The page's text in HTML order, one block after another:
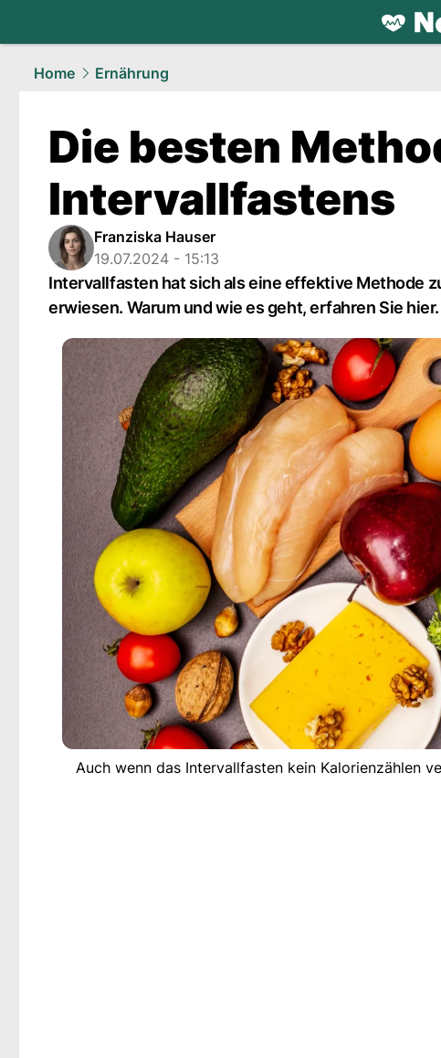
health.NAU.ch
Home
Ernährung
Die besten
Intervallfastens
Franziska Hauser
19.07.2024 - 15:13
Intervallfasten hat sich als eine effektive Methode
erwiesen. Warum und wie es geht, erfahren Sie hier.
Auch wenn das Intervallfasten kein Kalorienzählen